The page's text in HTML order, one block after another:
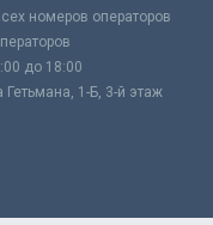
номеров операторов
до 18:00
1-Б, 3-й этаж